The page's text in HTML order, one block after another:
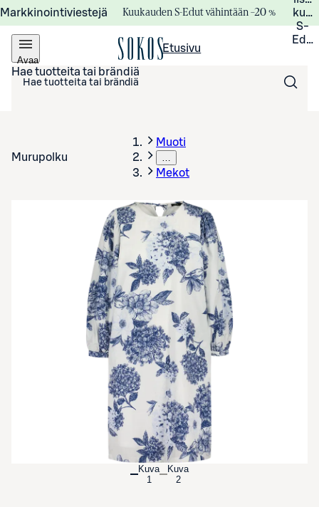
Markkinointiviestejä Kuukauden S-Edut vähintään –20 %
S-
Avaa
valikko
Etusivu
Hae tuotteita tai brändiä
Murupolku
Muoti
…
Mekot
Avaa tuotekuva suurennettuna
Kuva
1
Kuva
2